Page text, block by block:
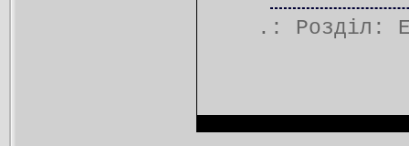
.: Розділ: